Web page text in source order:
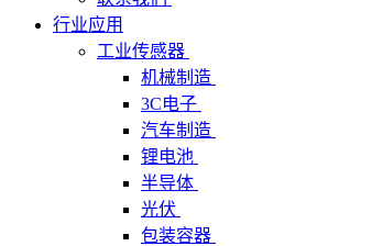
行业应用
工业传感器
机械制造
3C电子
汽车制造
锂电池
半导体
光伏
包装容器